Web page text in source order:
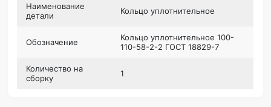
Наименование
детали
Кольцо уплотнительное
Обозначение
Кольцо уплотнительное 100-
110-58-2-2 ГОСТ 18829-7
Количество на
сборку
1